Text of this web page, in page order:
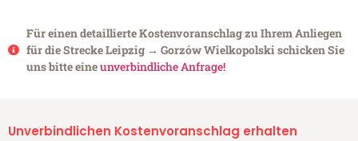
Für einen detaillierte Kostenvoranschlag zu Ihrem Anliegen
für die Strecke Leipzig → Gorzów Wielkopolski schicken Sie
uns bitte eineunverbindliche Anfrage!
Unverbindlichen Kostenvoranschlag erhalten